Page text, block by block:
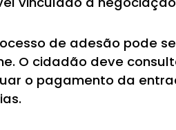
de adesão pode
O cidadão deve
o pagamento da